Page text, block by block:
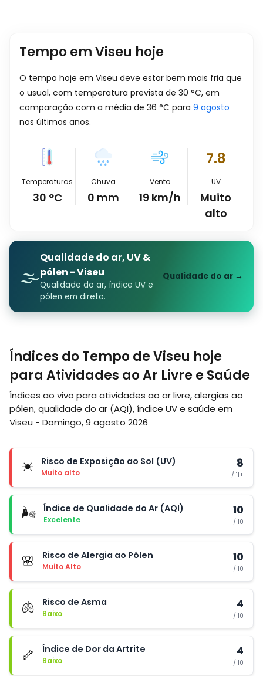
Tempo em Viseu hoje
O tempo hoje em Viseu deve estar bem mais fria que
o usual, com temperatura prevista de 30 °C, em
comparação com a média de 36 °C para 9 agosto
nos últimos anos.
Temperaturas
30 °C
Chuva
0 mm
Vento
19 km/h
7.8
UV
Muito
alto
🌫️
Qualidade do ar, UV &
pólen - Viseu
Qualidade do ar, índice UV e
pólen em direto.
Qualidade do ar →
Índices do Tempo de Viseu hoje
para Atividades ao Ar Livre e Saúde
Índices ao vivo para atividades ao ar livre, alergias ao
pólen, qualidade do ar (AQI), índice UV e saúde em
Viseu - Domingo, 9 agosto 2026
☀️ Risco de Exposição ao Sol (UV)
Muito alto
8
/ 11+
🌬️ Índice de Qualidade do Ar (AQI)
Excelente
10
/ 10
🌸 Risco de Alergia ao Pólen
Muito Alto
10
/ 10
🫁 Risco de Asma
Baixo
4
/ 10
🦴 Índice de Dor da Artrite
Baixo
4
/ 10